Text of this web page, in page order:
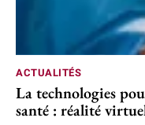
ACTUALITÉS
La technologies
santé : réalité